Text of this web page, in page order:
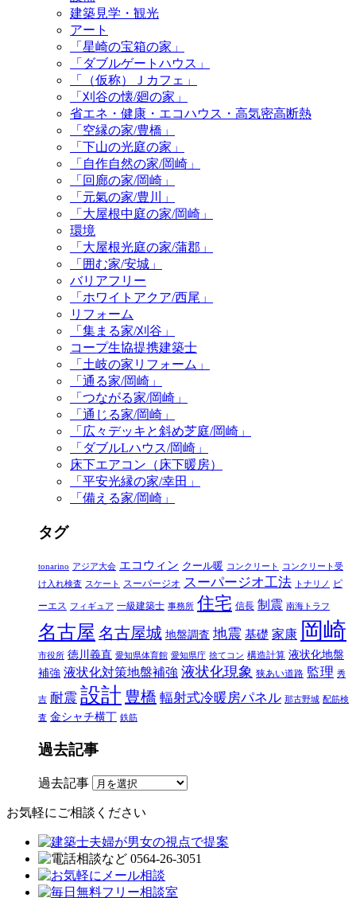
建築見学・観光
アート
「星崎の宝箱の家」
「ダブルゲートハウス」
「（仮称）Ｊカフェ」
「刈谷の懐/廻の家」
省エネ・健康・エコハウス・高気密高断熱
「空縁の家/豊橋」
「下山の光庭の家」
「自作自然の家/岡崎」
「回廊の家/岡崎」
「元氣の家/豊川」
「大屋根中庭の家/岡崎」
環境
「大屋根光庭の家/蒲郡」
「囲む家/安城」
バリアフリー
「ホワイトアクア/西尾」
リフォーム
「集まる家/刈谷」
コープ生協提携建築士
「土岐の家リフォーム」
「通る家/岡崎」
「つながる家/岡崎」
「通じる家/岡崎」
「広々デッキと斜め芝庭/岡崎」
「ダブルLハウス/岡崎」
床下エアコン（床下暖房）
「平安光縁の家/幸田」
「備える家/岡崎」
タグ
tonarino アジア大会 エコウィン クール暖 コンクリート
コンクリート受
け入れ検査 スケート スーパージオ スーパージオ工法 トナリノ
ピ
ーエス フィギュア 一級建築士 事務所 住宅 信長 制震 南海トラフ
名古屋 名古屋城 地盤調査 地震 基礎 家康 岡崎
市役所 徳川義直 愛知県体育館 愛知県庁 捨てコン 構造計算 液状化地盤
補強 液状化対策地盤補強 液状化現象 狭あい道路 監理 秀
吉 耐震 設計 豊橋 輻射式冷暖房パネル 那古野城 配筋検
査 金シャチ横丁 鉄筋
過去記事
過去記事
お気軽にご相談ください